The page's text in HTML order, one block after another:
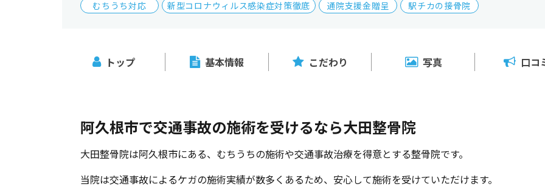
むちうち対応 新型コロナウィルス感染症対策徹底 通院支援金贈呈 駅チカの接骨院
トップ 基本情報 こだわり 写真 口コ
阿久根市で交通事故の施術を受けるなら大田整骨院
大田整骨院は阿久根市にある、むちうちの施術や交通事故治療を得意とする整骨院です。
当院は交通事故によるケガの施術実績が数多くあるため、安心して施術を受けていただけます。